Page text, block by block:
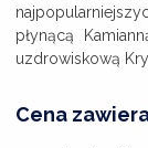
płynącą
uzdrowiskową
Cena